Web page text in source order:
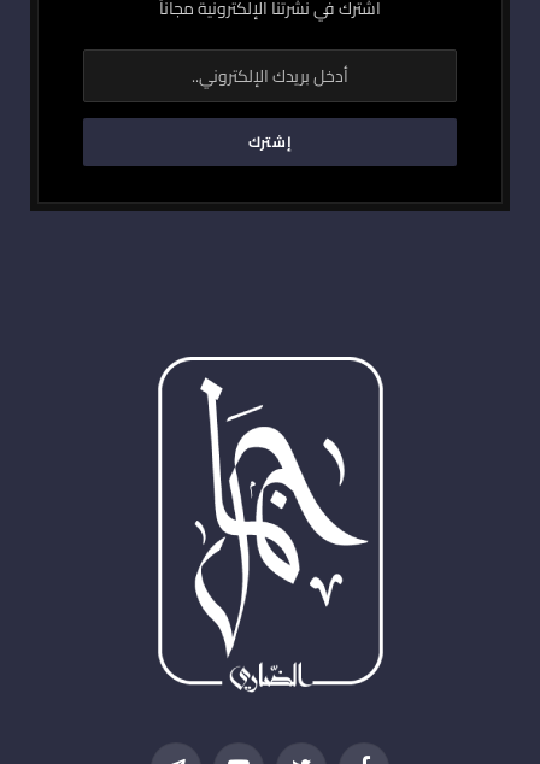
اشترك في نشرتنا الإلكترونية مجاناً